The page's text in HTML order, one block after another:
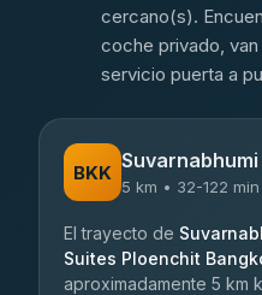
cercano(s).
coche privado,
servicio puerta a
BKK
5 km • 32-122 min
El trayecto de
Suites Ploenchit
aproximadamente 5 km